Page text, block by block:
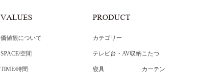
VALUES
価値観について
SPACE/空間
TIME/時間
PRODUCT
カテゴリー
テレビ台・AV収納
寝具
こたつ
カーテン